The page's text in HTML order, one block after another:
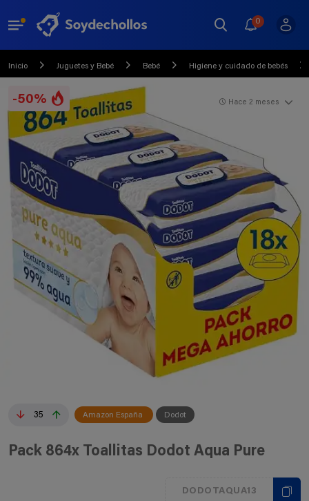
0
Inicio Juguetes y Bebé Bebé Higiene y cuidado de bebés
-50%
35 Amazon España Dodot
Hace 2 meses
Pack 864x Toallitas Dodot Aqua Pure
DODOTAQUA13